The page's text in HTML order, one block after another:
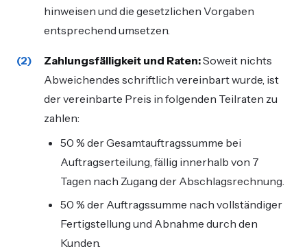
hinweisen und die gesetzlichen Vorgaben
entsprechend umsetzen.
Zahlungsfälligkeit und Raten:Soweit nichts
Abweichendes schriftlich vereinbart wurde, ist
der vereinbarte Preis in folgenden Teilraten zu
zahlen:
50 % der Gesamtauftragssumme bei
Auftragserteilung, fällig innerhalb von 7
Tagen nach Zugang der Abschlagsrechnung.
50 % der Auftragssumme nach vollständiger
Fertigstellung und Abnahme durch den
Kunden.